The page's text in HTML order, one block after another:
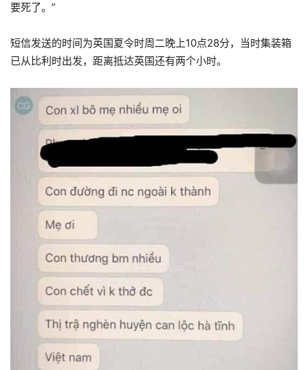
要死了。”
短信发送的时间为英国夏令时周二晚上10点28分，当时集装箱
已从比利时出发，距离抵达英国还有两个小时。